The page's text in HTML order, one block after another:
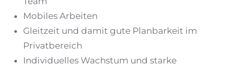
Mobiles Arbeiten
Gleitzeit und damit gute Planbarkeit im
Privatbereich
Individuelles Wachstum und starke